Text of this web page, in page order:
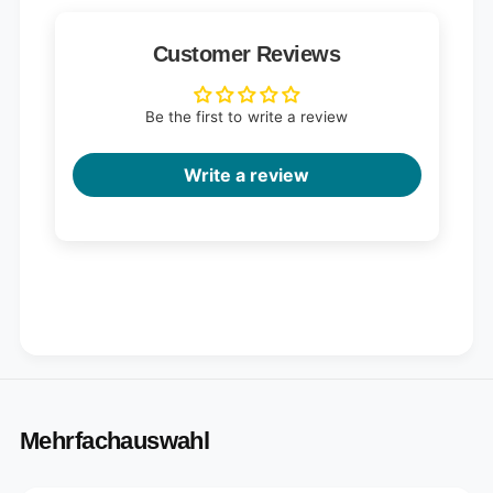
Customer Reviews
Be the first to write a review
Write a review
Mehrfachauswahl